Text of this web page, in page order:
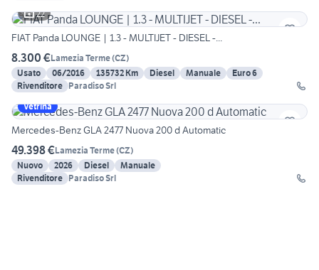
22
FIAT Panda LOUNGE | 1.3 - MULTIJET - DIESEL -...
8.300 €Lamezia Terme(CZ)
Usato
06/2016 135732 Km Diesel Manuale
Euro 6
Rivenditore Paradiso Srl
Vetrina
Mercedes-Benz GLA 2477 Nuova 200 d Automatic
49.398 €Lamezia Terme(CZ)
Nuovo
2026 Diesel
Manuale
Rivenditore Paradiso Srl